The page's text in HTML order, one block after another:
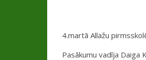
4.martā Allažu
Pasākumu vadīja Daiga